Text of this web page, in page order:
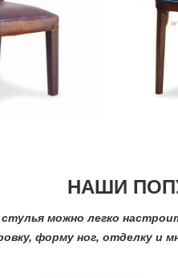
НАШИ
можно легко
форму ног, отделку и